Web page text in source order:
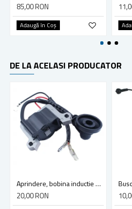
85,00 RON
Adaugă în Coş
DE LA ACELASI PRODUCATOR
Aprindere, bobina inductie motocoasa chinezeasca TL43 TL 52, Ruris Dac 210, Dac 310
20,00 RON